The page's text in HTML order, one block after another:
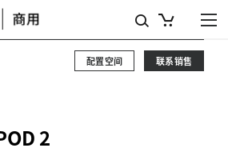
联系销售
配置空间
2